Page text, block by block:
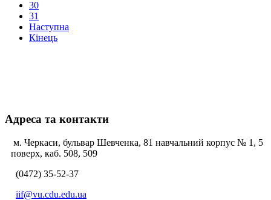
30
31
Наступна
Кінець
Адреса та контакти
м. Черкаси, бульвар Шевченка, 81 навчальний корпус № 1, 5
поверх, каб. 508, 509
(0472) 35-52-37
iif@vu.cdu.edu.ua